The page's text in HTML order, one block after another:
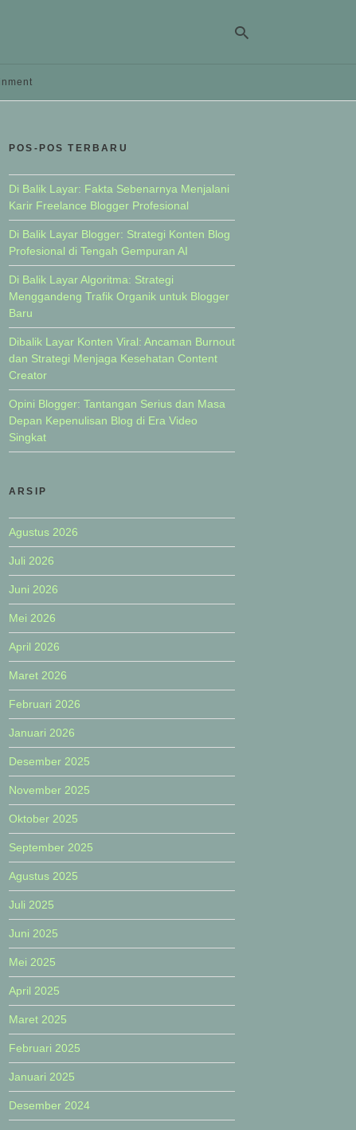
POS-POS TERBARU
Di Balik Layar: Fakta Sebenarnya Menjalani
Karir Freelance Blogger Profesional
Di Balik Layar Blogger: Strategi Konten Blog
Profesional di Tengah Gempuran AI
Di Balik Layar Algoritma: Strategi
Menggandeng Trafik Organik untuk Blogger
Baru
Dibalik Layar Konten Viral: Ancaman Burnout
dan Strategi Menjaga Kesehatan Content
Creator
Opini Blogger: Tantangan Serius dan Masa
Depan Kepenulisan Blog di Era Video
Singkat
ARSIP
Agustus 2026
Juli 2026
Juni 2026
Mei 2026
April 2026
Maret 2026
Februari 2026
Januari 2026
Desember 2025
November 2025
Oktober 2025
September 2025
Agustus 2025
Juli 2025
Juni 2025
Mei 2025
April 2025
Maret 2025
Februari 2025
Januari 2025
Desember 2024